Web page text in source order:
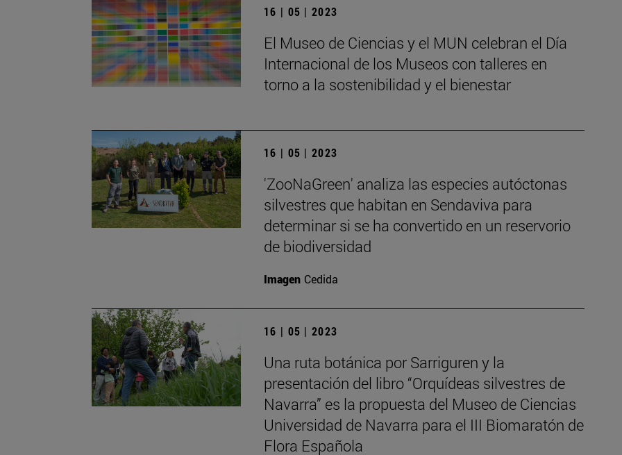
16 | 05 | 2023
El Museo de Ciencias y el MUN celebran el Día
Internacional de los Museos con talleres en
torno a la sostenibilidad y el bienestar
16 | 05 | 2023
'ZooNaGreen' analiza las especies autóctonas
silvestres que habitan en Sendaviva para
determinar si se ha convertido en un reservorio
de biodiversidad
Imagen Cedida
16 | 05 | 2023
Una ruta botánica por Sarriguren y la
presentación del libro “Orquídeas silvestres de
Navarra” es la propuesta del Museo de Ciencias
Universidad de Navarra para el III Biomaratón de
Flora Española